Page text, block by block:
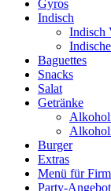
Gyros
Indisch
Indisch
Baguettes
Snacks
Salat
Getränke
Burger
Extras
Menü für
Party-Angebot